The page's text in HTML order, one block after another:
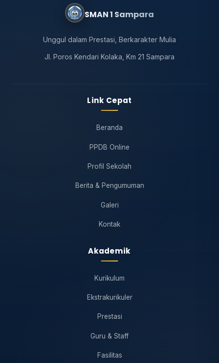
SMAN 1 Sampara
Unggul dalam Prestasi, Berkarakter Mulia
Jl. Poros Kendari Kolaka, Km 21 Sampara
Link Cepat
Beranda
PPDB Online
Profil Sekolah
Berita & Pengumuman
Galeri
Kontak
Akademik
Kurikulum
Ekstrakurikuler
Prestasi
Guru & Staff
Fasilitas